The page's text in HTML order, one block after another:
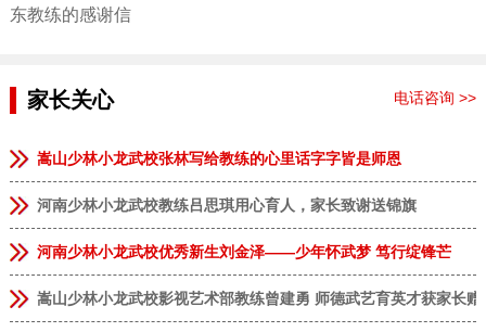
东教练的感谢信
家长关心 电话咨询 >>
嵩山少林小龙武校张林写给教练的心里话字字皆是师恩
河南少林小龙武校教练吕思琪用心育人，家长致谢送锦旗
河南少林小龙武校优秀新生刘金泽——少年怀武梦 笃行绽锋芒
嵩山少林小龙武校影视艺术部教练曾建勇 师德武艺育英才获家长赠